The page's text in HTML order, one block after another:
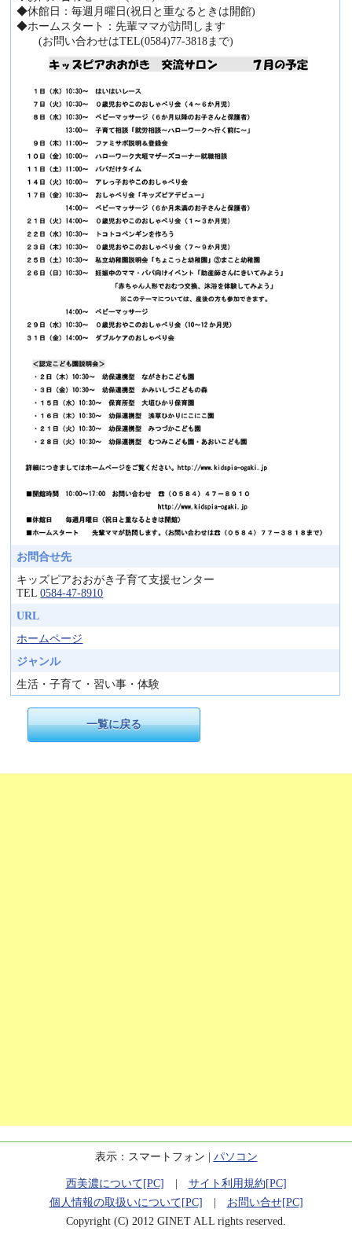
◆休館日：毎週月曜日(祝日と重なるときは開館)
◆ホームスタート：先輩ママが訪問します
(お問い合わせはTEL(0584)77-3818まで)
お問合せ先
キッズピアおおがき子育て支援センター
TEL0584-47-8910
URL
ホームページ
ジャンル
生活・子育て・習い事・体験
一覧に戻る
表示：スマートフォン | パソコン
西美濃について[PC]
サイト利用規約[PC]
個人情報の取扱いについて[PC]
お問い合せ[PC]
Copyright (C) 2012 GINET ALL rights reserved.